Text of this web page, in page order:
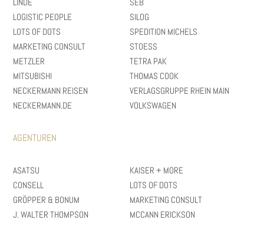
LOGISTIC PEOPLE
LOTS OF DOTS
MARKETING CONSULT
METZLER
MITSUBISHI
NECKERMANN REISEN
NECKERMANN.DE
SILOG
SPEDITION MICHELS
STOESS
TETRA PAK
THOMAS COOK
VERLAGSGRUPPE RHEIN MAIN
VOLKSWAGEN
AGENTUREN
ASATSU
CONSELL
GRÖPPER & BONUM
J. WALTER THOMPSON
KAISER + MORE
LOTS OF DOTS
MARKETING CONSULT
MCCANN ERICKSON